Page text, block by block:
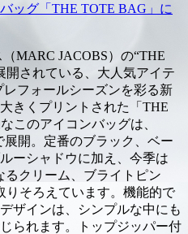
ッグ「THE TOTE BAG」に
MARC JACOBS）の“THE
開されている、大人気アイテ
フォールシーズンを彩る新
きくプリントされた「THE
このアイコンバッグは、
開。定番のブラック、ベー
ーシャドウに加え、今季は
クリーム、ブライトピン
りそろえています。機能的で
ザインは、シンプルな中にも
られます。トップジッパー付